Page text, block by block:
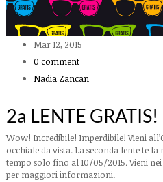
Mar 12, 2015
0 comment
Nadia Zancan
2a LENTE GRATIS!
Wow! Incredibile! Imperdibile! Vieni
occhiale da vista. La seconda lente te
tempo solo fino al 10/05/2015. Vieni
per maggiori informazioni.